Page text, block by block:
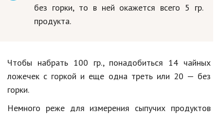
без горки, то в ней окажется всего 5 гр.
продукта.
Чтобы набрать 100 гр., понадобиться 14 чайных
ложечек с горкой и еще одна треть или 20 — без
горки.
Немного реже для измерения сыпучих продуктов